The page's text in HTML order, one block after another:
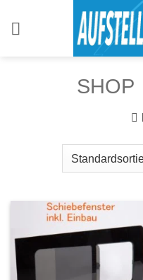
Inhalt
SHOP